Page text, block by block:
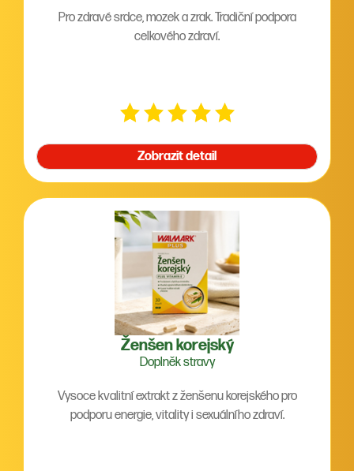
Pro zdravé srdce, mozek a zrak. Tradiční podpora
celkového zdraví.
Zobrazit detail
Ženšen korejský
Doplněk stravy
Vysoce kvalitní extrakt z ženšenu korejského pro
podporu energie, vitality i sexuálního zdraví.